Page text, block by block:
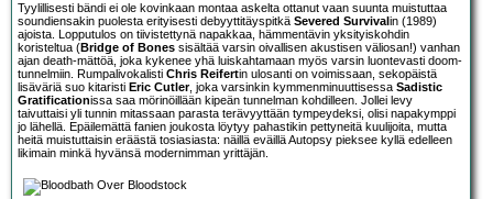
Tyylillisesti bändi ei ole kovinkaan montaa askelta ottanut vaan suunta muistuttaa
soundiensakin puolesta erityisesti debyyttitäyspitkä Severed Survivalin (1989)
ajoista. Lopputulos on tiivistettynä napakkaa, hämmentävin yksityiskohdin
koristeltua (Bridge of Bones sisältää varsin oivallisen akustisen väliosan!) vanhan
ajan death-mättöä, joka kykenee yhä luiskahtamaan myös varsin luontevasti doom-
tunnelmiin. Rumpalivokalisti Chris Reifertin ulosanti on voimissaan, sekopäistä
lisäväriä suo kitaristi Eric Cutler, joka varsinkin kymmenminuuttisessa Sadistic
Gratificationissa saa mörinöillään kipeän tunnelman kohdilleen. Jollei levy
taivuttaisi yli tunnin mitassaan parasta terävyyttään tympeydeksi, olisi napakymppi
jo lähellä. Epäilemättä fanien joukosta löytyy pahastikin pettyneitä kuulijoita, mutta
heitä muistuttaisin eräästä tosiasiasta: näillä eväillä Autopsy pieksee kyllä edelleen
likimain minkä hyvänsä modernimman yrittäjän.